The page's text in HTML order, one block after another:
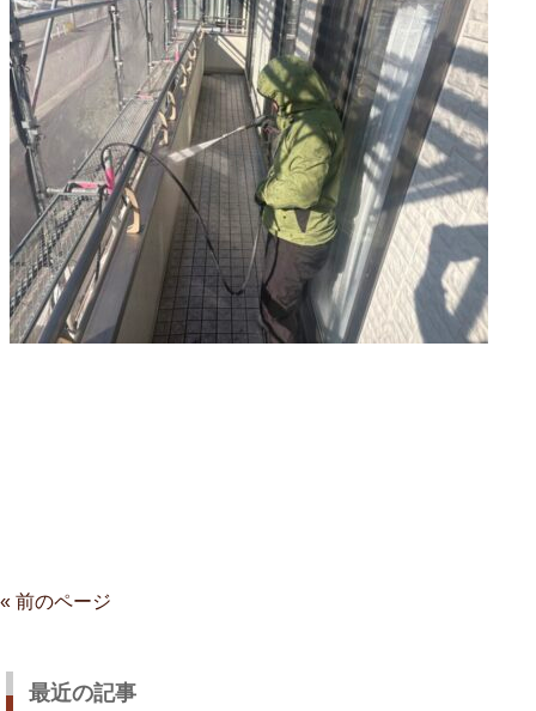
« 前のページ
最近の記事